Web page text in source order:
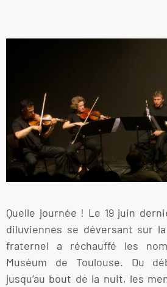
Quelle journée ! Le 19 juin
diluviennes se déversant sur
fraternel a réchauffé les
Muséum de Toulouse. Du
jusqu’au bout de la nuit, les